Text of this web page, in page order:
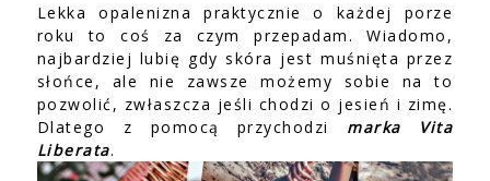
Lekka opalenizna praktycznie o każdej porze
roku to coś za czym przepadam. Wiadomo,
najbardziej lubię gdy skóra jest muśnięta przez
słońce, ale nie zawsze możemy sobie na to
pozwolić, zwłaszcza jeśli chodzi o jesień i zimę.
Dlatego z pomocą przychodzi marka Vita
Liberata.